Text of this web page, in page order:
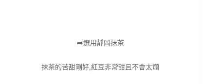
➡️選用靜岡抹茶
抹茶的苦甜剛好,紅豆非常甜且不會太爛